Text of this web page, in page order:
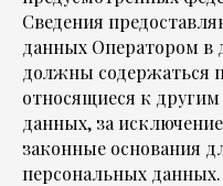
Сведения
данных Оператором в
должны содержаться
относящиеся к
данных, за
законные основания
персональных